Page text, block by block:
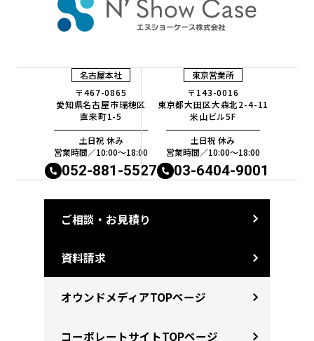
名古屋本社
〒467-0865
愛知県名古屋市瑞穂区
直来町1-5
土日祝 休み
営業時間／10:00〜18:00
052-881-5527
東京営業所
〒143-0016
東京都大田区大森北2-4-11
米山ビル5F
土日祝 休み
営業時間／10:00〜18:00
03-6404-9001
ご相談・お見積り
資料請求
オウンドメディアTOPページ
コーポレートサイトTOPページ